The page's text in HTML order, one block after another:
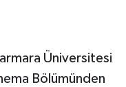
Üniversitesi
Bölümünden